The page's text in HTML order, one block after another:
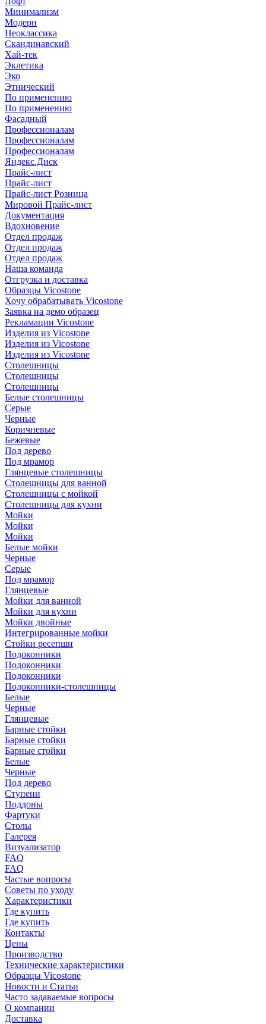
Минимализм
Модерн
Неоклассика
Скандинавский
Хай-тек
Эклетика
Эко
Этнический
По применению
По применению
Фасадный
Профессионалам
Профессионалам
Профессионалам
Яндекс.Диск
Прайс-лист
Прайс-лист
Прайс-лист Розница
Мировой Прайс-лист
Документация
Вдохновение
Отдел продаж
Отдел продаж
Отдел продаж
Наша команда
Отгрузка и доставка
Образцы Vicostone
Хочу обрабатывать Vicostone
Заявка на демо образец
Рекламации Vicostone
Изделия из Vicostone
Изделия из Vicostone
Изделия из Vicostone
Столешницы
Столешницы
Столешницы
Белые столешницы
Серые
Черные
Коричневые
Бежевые
Под дерево
Под мрамор
Глянцевые столешницы
Столешницы для ванной
Столешницы с мойкой
Столешницы для кухни
Мойки
Мойки
Мойки
Белые мойки
Черные
Серые
Под мрамор
Глянцевые
Мойки для ванной
Мойки для кухни
Мойки двойные
Интегрированные мойки
Стойки ресепшн
Подоконники
Подоконники
Подоконники
Подоконники-столешницы
Белые
Черные
Глянцевые
Барные стойки
Барные стойки
Барные стойки
Белые
Черные
Под дерево
Ступени
Поддоны
Фартуки
Столы
Галерея
Визуализатор
FAQ
FAQ
Частые вопросы
Советы по уходу
Характеристики
Где купить
Где купить
Контакты
Цены
Производство
Технические характеристики
Образцы Vicostone
Новости и Статьи
Часто задаваемые вопросы
О компании
Доставка